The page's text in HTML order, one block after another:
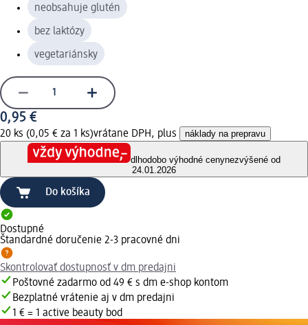
neobsahuje glutén
bez laktózy
vegetariánsky
0,95 €
20 ks (0,05 € za 1 ks)vrátane DPH, plus náklady na prepravu
dlhodobo výhodné cenynezvýšené od
24.01.2026
Do košíka
Dostupné
Štandardné doručenie 2-3 pracovné dni
Skontrolovať dostupnosť v dm predajni
Poštovné zadarmo od 49 € s dm e-shop kontom
Bezplatné vrátenie aj v dm predajni
1 € = 1 active beauty bod